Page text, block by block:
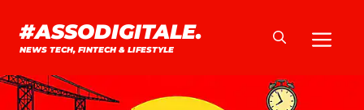
contenuto
#ASSODIGITALE.
NEWS TECH, FINTECH & LIFESTYLE